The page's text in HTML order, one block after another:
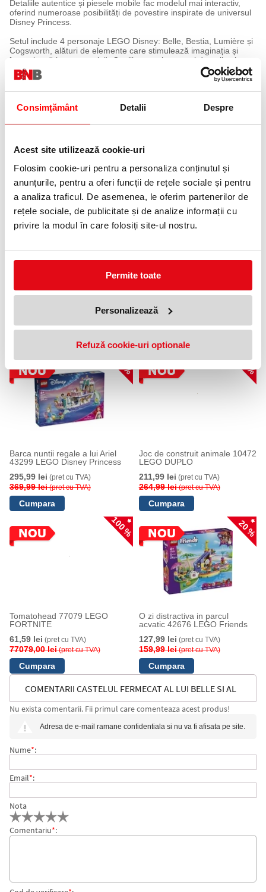
Consimțământ Detalii Despre
Acest site utilizează cookie-uri
Folosim cookie-uri pentru a personaliza conținutul și
anunțurile, pentru a oferi funcții de rețele sociale și pentru
a analiza traficul. De asemenea, le oferim partenerilor de
rețele sociale, de publicitate și de analize informații cu
privire la modul în care folosiți site-ul nostru.
Permite toate
Personalizează
Refuză cookie-uri optionale
Detaliile autentice și piesele mobile fac modelul mai interactiv,
oferind numeroase posibilități de povestire inspirate de universul
Disney Princess.
Setul include 4 personaje LEGO Disney: Belle, Bestia, Lumière și
Cogsworth, alături de elemente care stimulează imaginația și
încurajează joaca creativă. Copiii se pot bucura și de aplicația
LEGO Builder, unde pot apropia și roti modelele folosind
instrucțiunile 3D, își pot salva construcția și își pot urmări
Caracteristici principale:
LEGO Disney Princess
254 piese
Vârstă recomandată
5 ani+
Model inclus
Castelul fermecat al lui Belle și al Bestiei
Personaje incluse
Belle, Bestia, Lumière și Cogsworth
Zone de joacă
6 camere și sală de bal cu podea rotativă
Funcții interactive
Aplicație compatibilă
LEGO Builder, cu instrucțiuni digitale 3D și urmărirea progresului
copii de 5 ani și mai mari, fani Disney Princess, iubitori ai filmului
Frumoasa și Bestia, joacă de rol, povești fermecate, construcții
creative și cadouri pentru fete și băieți.
20 %
Barca nuntii regale a lui Ariel
43299 LEGO Disney Princess
295,99 lei (pret cu TVA)
369,99 lei(pret cu TVA)
20 %
Joc de construit animale 10472
LEGO DUPLO
211,99 lei (pret cu TVA)
264,99 lei(pret cu TVA)
100 %
Tomatohead 77079 LEGO
FORTNITE
61,59 lei (pret cu TVA)
77079,00 lei(pret cu TVA)
20 %
O zi distractiva in parcul
acvatic 42676 LEGO Friends
127,99 lei (pret cu TVA)
159,99 lei(pret cu TVA)
COMENTARII CASTELUL FERMECAT AL LUI BELLE SI AL
BESTIEI 43289 LEGO DISNEY PRINCESS
Nu exista comentarii. Fii primul care comenteaza acest produs!
Adresa de e-mail ramane confidentiala si nu va fi afisata pe site.
Nume*:
Email*:
Nota
Comentariu*: